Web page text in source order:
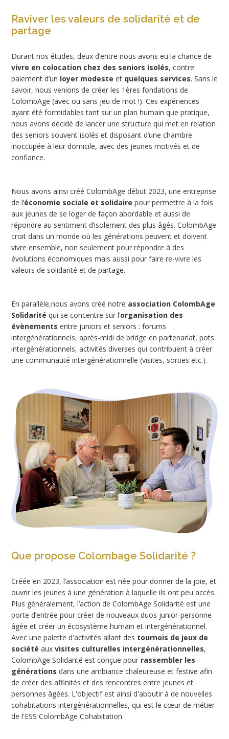
Raviver les valeurs de solidarité et de
partage
Durant nos études, deux d’entre nous avons eu la chance de
vivre en colocation chez des seniors isolés, contre
paiement d’un loyer modeste et quelques services. Sans le
savoir, nous venions de créer les 1ères fondations de
ColombAge (avec ou sans jeu de mot !). Ces expériences
ayant été formidables tant sur un plan humain que pratique,
nous avons décidé de lancer une structure qui met en relation
des seniors souvent isolés et disposant d’une chambre
inoccupée à leur domicile, avec des jeunes motivés et de
confiance.
Nous avons ainsi créé ColombAge début 2023, une entreprise
de l’économie sociale et solidaire pour permettre à la fois
aux jeunes de se loger de façon abordable et aussi de
répondre au sentiment d’isolement des plus âgés. ColombAge
croit dans un monde où les générations peuvent et doivent
vivre ensemble, non seulement pour répondre à des
évolutions économiques mais aussi pour faire re-vivre les
valeurs de solidarité et de partage.
En parallèle,nous avons créé notre association ColombAge
Solidarité qui se concentre sur l’organisation des
évènements entre juniors et seniors : forums
intergénérationnels, après-midi de bridge en partenariat, pots
intergénérationnels, activités diverses qui contribuent à créer
une communauté intergénérationnelle (visites, sorties etc.).
Que propose Colombage Solidarité ?
Créée en 2023, l’association est née pour donner de la joie, et
ouvrir les jeunes à une génération à laquelle ils ont peu accès.
Plus généralement, l’action de ColombAge Solidarité est une
porte d’entrée pour créer de nouveaux duos junior-personne
âgée et créer un écosystème humain et intergénérationnel.
Avec une palette d'activités allant des tournois de jeux de
société aux visites culturelles intergénérationnelles,
ColombAge Solidarité est conçue pour rassembler les
générations dans une ambiance chaleureuse et festive afin
de créer des affinités et des rencontres entre jeunes et
personnes âgées. L'objectif est ainsi d'aboutir à de nouvelles
cohabitations intergénérationnelles, qui est le cœur de métier
de l'ESS ColombAge Cohabitation.